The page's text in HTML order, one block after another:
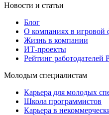
Новости и статьи
Блог
О компаниях в игровой
Жизнь в компании
ИТ-проекты
Рейтинг работодателей
Молодым специалистам
Карьера для молодых
Школа программистов
Карьера в